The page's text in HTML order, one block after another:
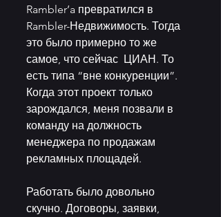
Rambler’a превратился в
Rambler-Недвижимость. Тогда
это было примерно то же
самое, что сейчас  ЦИАН. То
есть типа “вне конкуренции”.
Когда этот проект только
зарождался, меня позвали в
команду на должность
менеджера по продажам
рекламных площадей.
Работать было довольно
скучно. Договоры, заявки,